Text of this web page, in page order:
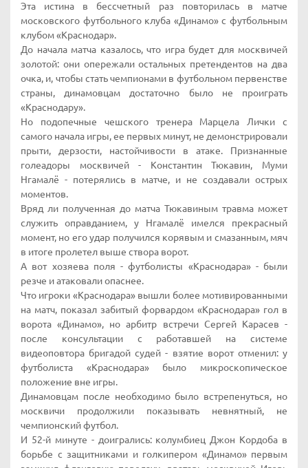
Эта истина в бессчетный раз повторилась в матче
московского футбольного клуба «Динамо» с футбольным
клубом «Краснодар».
До начала матча казалось, что игра будет для москвичей
золотой: они опережали остальных претендентов на два
очка, и, чтобы стать чемпионами в футбольном первенстве
страны, динамовцам достаточно было не проиграть
«Краснодару».
Но подопечные чешского тренера Марцела Лички с
самого начала игры, ее первых минут, не демонстрировали
прыти, дерзости, настойчивости в атаке. Признанные
голеадоры москвичей - Константин Тюкавин, Муми
Нгамалё - потерялись в матче, и не создавали острых
моментов.
Вряд ли полученная до матча Тюкавиным травма может
служить оправданием, у Нгамалё имелся прекрасный
момент, но его удар получился корявым и смазанным, мяч
в итоге пролетел выше створа ворот.
А вот хозяева поля - футболисты «Краснодара» - были
резче и атаковали опаснее.
Что игроки «Краснодара» вышли более мотивированными
на матч, показал забитый форвардом «Краснодара» гол в
ворота «Динамо», но арбитр встречи Сергей Карасев -
после консультации с работавшей на системе
видеоповтора бригадой судей - взятие ворот отменил: у
футболиста «Краснодара» было микроскопическое
положение вне игры.
Динамовцам после необходимо было встрепенуться, но
москвичи продолжили показывать невнятный, не
чемпионский футбол.
И 52-й минуте - доигрались: колумбиец Джон Кордоба в
борьбе с защитниками и голкипером «Динамо» первым